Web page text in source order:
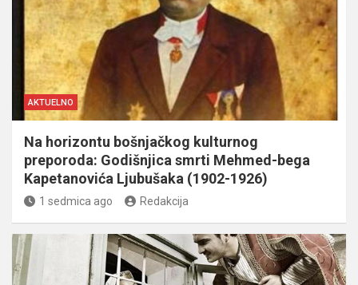
AKTUELNO
Na horizontu bošnjačkog kulturnog
preporoda: Godišnjica smrti Mehmed-bega
Kapetanovića Ljubušaka (1902-1926)
1 sedmica ago Redakcija